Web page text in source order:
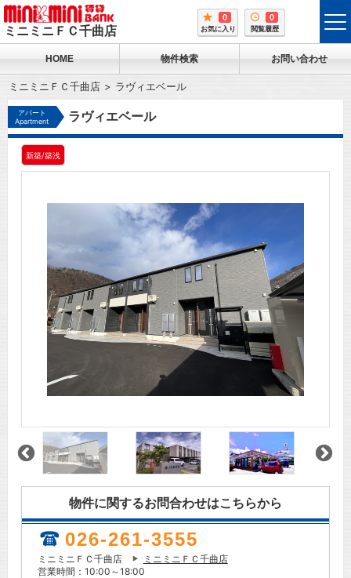
ミニミニＦＣ千曲店
0
お気に入り
0
閲覧履歴
HOME 物件検索 お問い合わせ
ミニミニＦＣ千曲店 ラヴィエベール
アパート
Apartment
ラヴィエベール
新築/築浅
物件に関するお問合わせはこちらから
026-261-3555
ミニミニＦＣ千曲店
ミニミニＦＣ千曲店
営業時間：10:00～18:00